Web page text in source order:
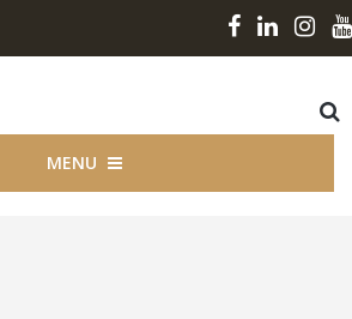
MENU